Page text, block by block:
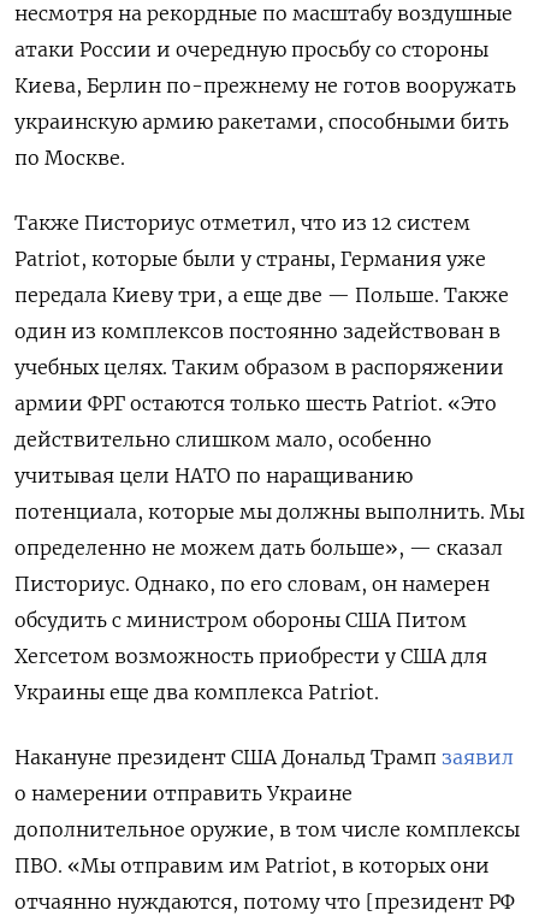
несмотря на рекордные по масштабу воздушные
атаки России и очередную просьбу со стороны
Киева, Берлин по-прежнему не готов вооружать
украинскую армию ракетами, способными бить
по Москве.
Также Писториус отметил, что из 12 систем
Patriot, которые были у страны, Германия уже
передала Киеву три, а еще две — Польше. Также
один из комплексов постоянно задействован в
учебных целях. Таким образом в распоряжении
армии ФРГ остаются только шесть Patriot. «Это
действительно слишком мало, особенно
учитывая цели НАТО по наращиванию
потенциала, которые мы должны выполнить. Мы
определенно не можем дать больше», — сказал
Писториус. Однако, по его словам, он намерен
обсудить с министром обороны США Питом
Хегсетом возможность приобрести у США для
Украины еще два комплекса Patriot.
Накануне президент США Дональд Трамп заявил
о намерении отправить Украине
дополнительное оружие, в том числе комплексы
ПВО. «Мы отправим им Patriot, в которых они
отчаянно нуждаются, потому что [президент РФ